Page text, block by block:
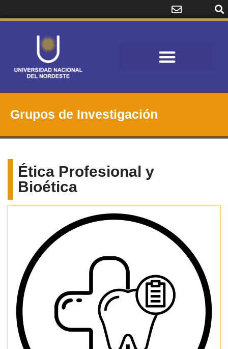
Grupos de Investigación
Ética Profesional y
Bioética